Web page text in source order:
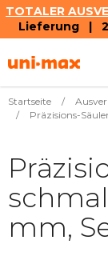
TOTALER
Lieferung | 2
Inhalt
Startseite /
/
Präzisions-
mm,